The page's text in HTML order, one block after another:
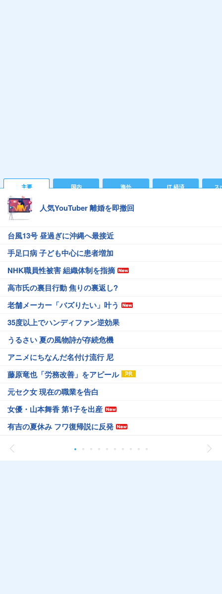
主要 国内 海外 IT 経済 ス
人気YouTuber 離婚を即撤回
台風13号 昼過ぎに沖縄へ最接近
手足口病 子ども中心に患者増加
NHK職員性被害 組織体制を指摘
高市氏の裏目行動 焦りの裏返し?
老舗メーカー「バズりたい」叶う
35度以上でハンディファン逆効果
うるさい 夏の風物詩が存続危機
アニメにちなんだ名付け流行 尼
藤原竜也「労務改善」をアピール
元セク女 現在の職業を告白
女優・山本舞香 第1子を出産
有吉の夏休み フワ復帰説に反発